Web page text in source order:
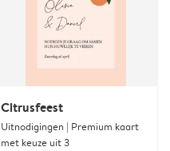
Citrusfeest
Uitnodigingen | Premium kaart
met keuze uit 3